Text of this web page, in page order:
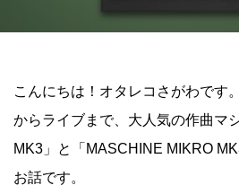
こんにちは！オタレコさがわです
からライブまで、大人気の作曲マ
MK3」と「MASCHINE MIKRO
お話です。